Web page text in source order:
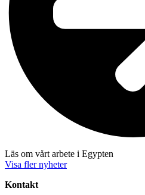
Läs om vårt arbete i Egypten
Visa fler nyheter
Kontakt